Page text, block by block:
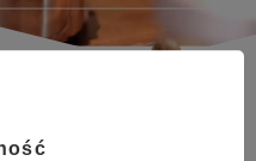
najlepiej prezentuje się po